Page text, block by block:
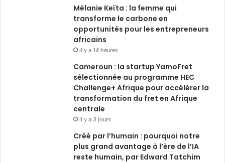
Mélanie Keïta : la femme qui
transforme le carbone en
opportunités pour les entrepreneurs
africains
il y a 14 heures
Cameroun : la startup YamoFret
sélectionnée au programme HEC
Challenge+ Afrique pour accélérer la
transformation du fret en Afrique
centrale
il y a 3 jours
Créé par l’humain : pourquoi notre
plus grand avantage à l’ère de l’IA
reste humain, par Edward Tatchim